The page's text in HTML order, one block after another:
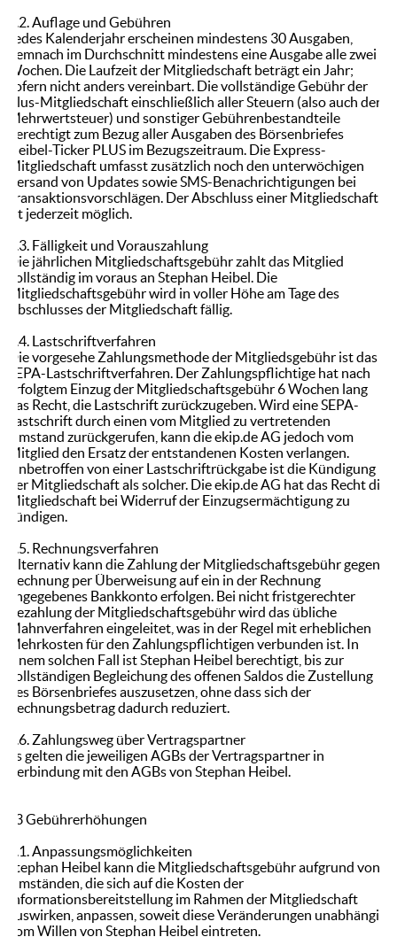
2.2. Auflage und Gebühren
Jedes Kalenderjahr erscheinen mindestens 30 Ausgaben,
demnach im Durchschnitt mindestens eine Ausgabe alle zwei
Wochen. Die Laufzeit der Mitgliedschaft beträgt ein Jahr;
sofern nicht anders vereinbart. Die vollständige Gebühr der
Plus-Mitgliedschaft einschließlich aller Steuern (also auch der
Mehrwertsteuer) und sonstiger Gebührenbestandteile
berechtigt zum Bezug aller Ausgaben des Börsenbriefes
Heibel-Ticker PLUS im Bezugszeitraum. Die Express-
Mitgliedschaft umfasst zusätzlich noch den unterwöchigen
Versand von Updates sowie SMS-Benachrichtigungen bei
Transaktionsvorschlägen. Der Abschluss einer Mitgliedschaft
ist jederzeit möglich.
2.3. Fälligkeit und Vorauszahlung
Die jährlichen Mitgliedschaftsgebühr zahlt das Mitglied
vollständig im voraus an Stephan Heibel. Die
Mitgliedschaftsgebühr wird in voller Höhe am Tage des
Abschlusses der Mitgliedschaft fällig.
2.4. Lastschriftverfahren
Die vorgesehe Zahlungsmethode der Mitgliedsgebühr ist das
SEPA-Lastschriftverfahren. Der Zahlungspflichtige hat nach
erfolgtem Einzug der Mitgliedschaftsgebühr 6 Wochen lang
das Recht, die Lastschrift zurückzugeben. Wird eine SEPA-
Lastschrift durch einen vom Mitglied zu vertretenden
Umstand zurückgerufen, kann die ekip.de AG jedoch vom
Mitglied den Ersatz der entstandenen Kosten verlangen.
Unbetroffen von einer Lastschriftrückgabe ist die Kündigung
der Mitgliedschaft als solcher. Die ekip.de AG hat das Recht die
Mitgliedschaft bei Widerruf der Einzugsermächtigung zu
kündigen.
2.5. Rechnungsverfahren
Alternativ kann die Zahlung der Mitgliedschaftsgebühr gegen
Rechnung per Überweisung auf ein in der Rechnung
angegebenes Bankkonto erfolgen. Bei nicht fristgerechter
Bezahlung der Mitgliedschaftsgebühr wird das übliche
Mahnverfahren eingeleitet, was in der Regel mit erheblichen
Mehrkosten für den Zahlungspflichtigen verbunden ist. In
einem solchen Fall ist Stephan Heibel berechtigt, bis zur
vollständigen Begleichung des offenen Saldos die Zustellung
des Börsenbriefes auszusetzen, ohne dass sich der
Rechnungsbetrag dadurch reduziert.
2.6. Zahlungsweg über Vertragspartner
Es gelten die jeweiligen AGBs der Vertragspartner in
Verbindung mit den AGBs von Stephan Heibel.
§3 Gebührerhöhungen
3.1. Anpassungsmöglichkeiten
Stephan Heibel kann die Mitgliedschaftsgebühr aufgrund von
Umständen, die sich auf die Kosten der
Informationsbereitstellung im Rahmen der Mitgliedschaft
auswirken, anpassen, soweit diese Veränderungen unabhängig
vom Willen von Stephan Heibel eintreten.